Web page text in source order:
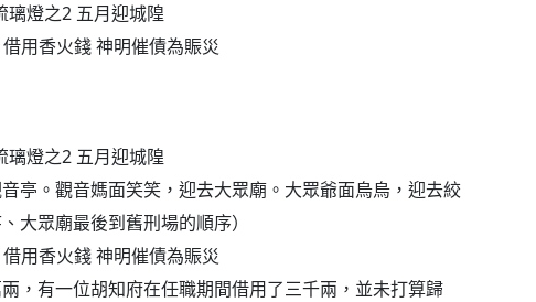
璃燈之2 五月迎城隍
用香火錢 神明催債為賑災
璃燈之2 五月迎城隍
亭。觀音媽面笑笑，迎去大眾廟。大眾爺面烏烏，迎去絞
大眾廟最後到舊刑場的順序）
用香火錢 神明催債為賑災
，有一位胡知府在任職期間借用了三千兩，並未打算歸